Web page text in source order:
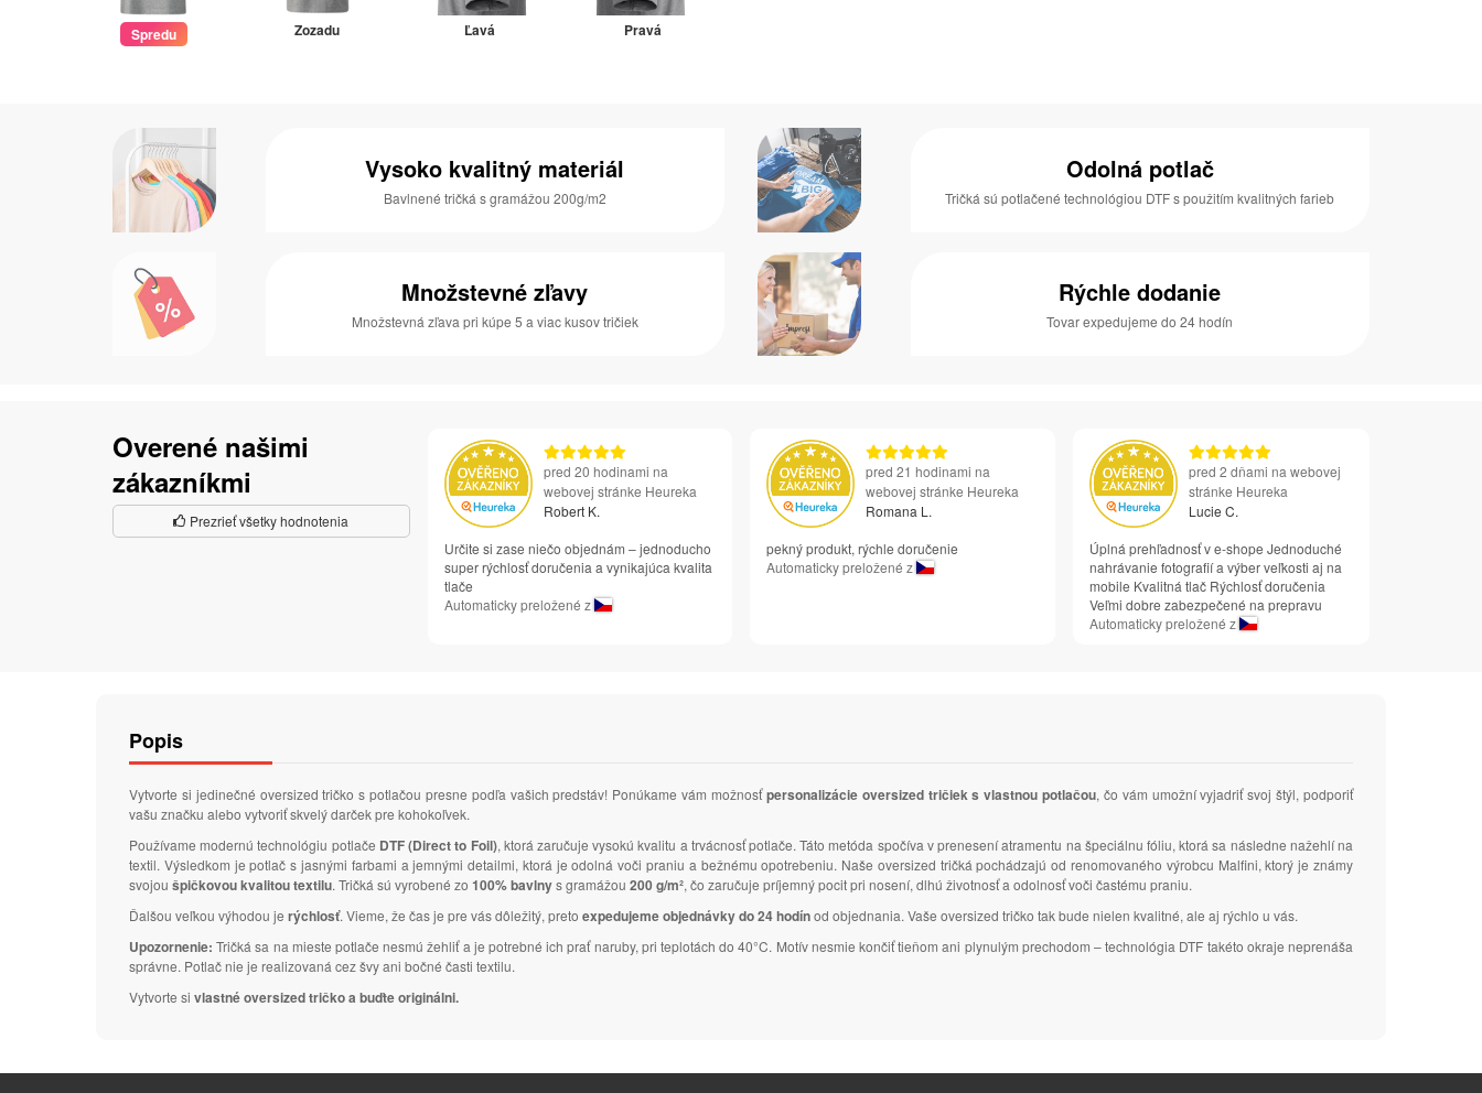
Spredu Zozadu Ľavá Pravá
Vysoko kvalitný materiál
Bavlnené tričká s gramážou 200g/m2
Odolná potlač
Tričká sú potlačené technológiou DTF s použitím kvalitných farieb
Množstevné zľavy
Množstevná zľava pri kúpe 5 a viac kusov tričiek
Rýchle dodanie
Tovar expedujeme do 24 hodín
Overené našimi
zákazníkmi
Prezrieť všetky hodnotenia
pred 20 hodinami na
webovej stránke Heureka
Robert K.
Určite si zase niečo objednám – jednoducho
super rýchlosť doručenia a vynikajúca kvalita
tlače
Automaticky preložené z
pred 21 hodinami na
webovej stránke Heureka
Romana L.
pekný produkt, rýchle doručenie
Automaticky preložené z
pred 2 dňami na webovej
stránke Heureka
Lucie C.
Úplná prehľadnosť v e-shope Jednoduché
nahrávanie fotografií a výber veľkosti aj na
mobile Kvalitná tlač Rýchlosť doručenia
Veľmi dobre zabezpečené na prepravu
Automaticky preložené z
Popis
Vytvorte si jedinečné oversized tričko s potlačou presne podľa vašich predstáv! Ponúkame vám možnosťpersonalizácie oversized tričiek s vlastnou potlačou, čo vám umožní vyjadriť svoj štýl, podporiť
vašu značku alebo vytvoriť skvelý darček pre kohokoľvek.
Používame modernú technológiu potlače DTF (Direct to Foil), ktorá zaručuje vysokú kvalitu a trvácnosť potlače. Táto metóda spočíva v prenesení atramentu na špeciálnu fóliu, ktorá sa následne nažehlí na
textil. Výsledkom je potlač s jasnými farbami a jemnými detailmi, ktorá je odolná voči praniu a bežnému opotrebeniu. Naše oversized tričká pochádzajú od renomovaného výrobcu Malfini, ktorý je známy
svojou špičkovou kvalitou textilu. Tričká sú vyrobené zo 100% bavlnys gramážou 200 g/m², čo zaručuje príjemný pocit pri nosení, dlhú životnosť a odolnosť voči častému praniu.
Ďalšou veľkou výhodou je rýchlosť. Vieme, že čas je pre vás dôležitý, preto expedujeme objednávky do 24 hodínod objednania. Vaše oversized tričko tak bude nielen kvalitné, ale aj rýchlo u vás.
Upozornenie: Tričká sa na mieste potlače nesmú žehliť a je potrebné ich prať naruby, pri teplotách do 40°C. Motív nesmie končiť tieňom ani plynulým prechodom – technológia DTF takéto okraje neprenáša
správne. Potlač nie je realizovaná cez švy ani bočné časti textilu.
Vytvorte si vlastné oversized tričko a buďte originálni.